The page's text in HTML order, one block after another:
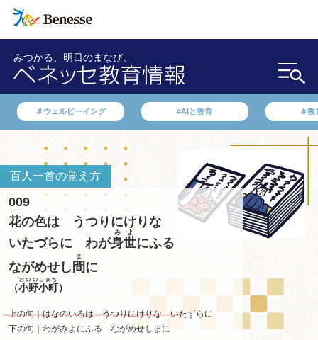
みつかる、明日のまなび。
＃ウェルビーイング #AIと教育 ＃教
百人一首の覚え方
009
花の色は うつりにけりな
いたづらに わが身世
みよ
にふる
ながめせし 間
ま
に
（小野小町
おののこまち
）
上の句｜はなのいろは うつりにけりな いたずらに
下の句｜わがみよにふる ながめせしまに